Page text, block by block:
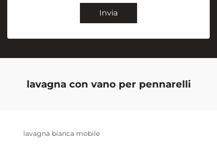
Invia
lavagna con vano per pennarelli
lavagna bianca mobile